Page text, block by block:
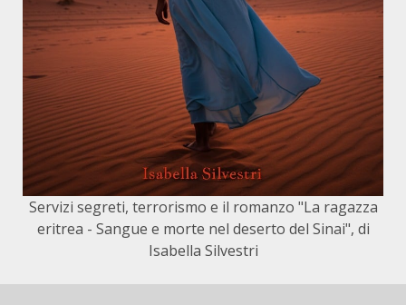
Servizi segreti, terrorismo e il romanzo "La ragazza
eritrea - Sangue e morte nel deserto del Sinai", di
Isabella Silvestri